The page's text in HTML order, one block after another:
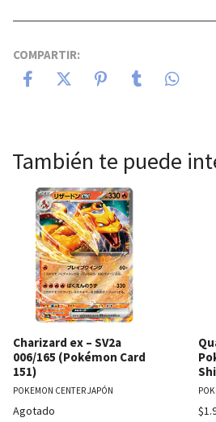
COMPARTIR:
También te puede
Charizard ex – SV2a
006/165 (Pokémon Card
151)
POKEMON CENTER JAPÓN
Agotado